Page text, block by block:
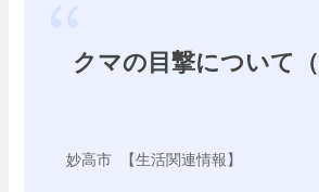
クマの目撃について（
妙高市 【生活関連情報】